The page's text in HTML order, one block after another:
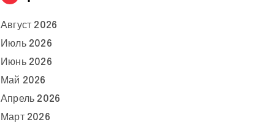
Август 2026
Июль 2026
Июнь 2026
Май 2026
Апрель 2026
Март 2026